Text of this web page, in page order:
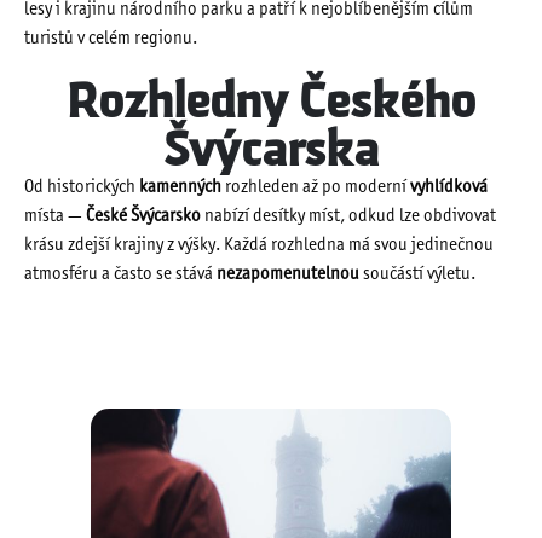
lesy i krajinu národního parku a patří k nejoblíbenějším cílům
turistů v celém regionu.
Rozhledny Českého
Švýcarska
Od historických kamenných rozhleden až po moderní vyhlídková
místa — České Švýcarsko nabízí desítky míst, odkud lze obdivovat
krásu zdejší krajiny z výšky. Každá rozhledna má svou jedinečnou
atmosféru a často se stává nezapomenutelnou součástí výletu.